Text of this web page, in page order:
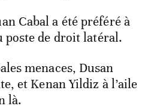
Cabal a été préféré à
poste de droit latéral.
menaces, Dusan
et Kenan Yildiz à l’aile
là.